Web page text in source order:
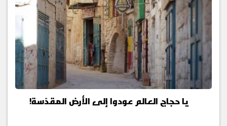
يا حجاج العالم عودوا إلى الأرض المقدّسة!